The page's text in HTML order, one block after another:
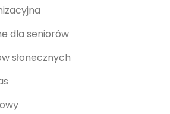
dla seniorów
słonecznych